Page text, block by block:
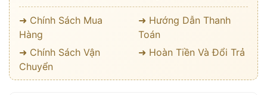
➜ Chính Sách Mua
Hàng
➜ Hướng Dẫn Thanh
Toán
➜ Chính Sách Vận
Chuyển
➜ Hoàn Tiền Và Đổi Trả